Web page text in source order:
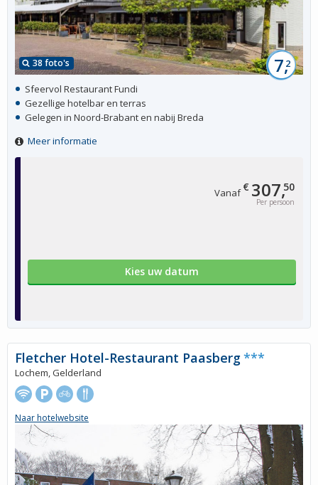
Vanaf€ 307,50
Per persoon
Kies uw datum
38 foto's 7,2
Sfeervol Restaurant Fundi
Gezellige hotelbar en terras
Gelegen in Noord-Brabant en nabij Breda
Meer informatie
Fletcher Hotel-Restaurant Paasberg***
Lochem, Gelderland
Naar hotelwebsite